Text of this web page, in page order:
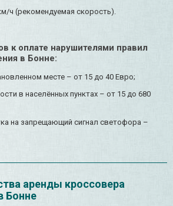
ч (рекомендуемая скорость).
к оплате нарушителями правил
в Бонне:
месте – от 15 до 40 Евро;
в населённых пунктах – от 15 до 680
на запрещающий сигнал светофора –
аренды кроссовера
Бонне